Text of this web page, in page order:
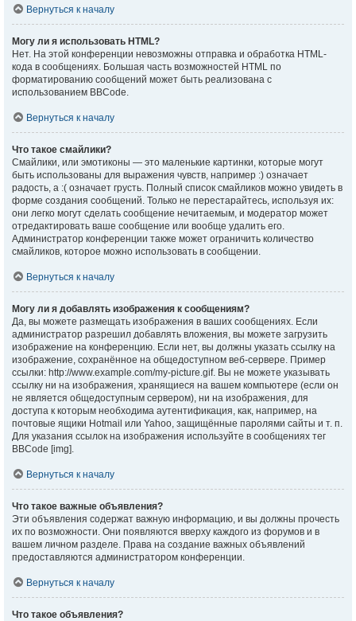
Вернуться к началу
Могу ли я использовать HTML?
Нет. На этой конференции невозможны отправка и обработка HTML-
кода в сообщениях. Большая часть возможностей HTML по
форматированию сообщений может быть реализована с
использованием BBCode.
Вернуться к началу
Что такое смайлики?
Смайлики, или эмотиконы — это маленькие картинки, которые могут
быть использованы для выражения чувств, например :) означает
радость, а :( означает грусть. Полный список смайликов можно увидеть в
форме создания сообщений. Только не перестарайтесь, используя их:
они легко могут сделать сообщение нечитаемым, и модератор может
отредактировать ваше сообщение или вообще удалить его.
Администратор конференции также может ограничить количество
смайликов, которое можно использовать в сообщении.
Вернуться к началу
Могу ли я добавлять изображения к сообщениям?
Да, вы можете размещать изображения в ваших сообщениях. Если
администратор разрешил добавлять вложения, вы можете загрузить
изображение на конференцию. Если нет, вы должны указать ссылку на
изображение, сохранённое на общедоступном веб-сервере. Пример
ссылки: http://www.example.com/my-picture.gif. Вы не можете указывать
ссылку ни на изображения, хранящиеся на вашем компьютере (если он
не является общедоступным сервером), ни на изображения, для
доступа к которым необходима аутентификация, как, например, на
почтовые ящики Hotmail или Yahoo, защищённые паролями сайты и т. п.
Для указания ссылок на изображения используйте в сообщениях тег
BBCode [img].
Вернуться к началу
Что такое важные объявления?
Эти объявления содержат важную информацию, и вы должны прочесть
их по возможности. Они появляются вверху каждого из форумов и в
вашем личном разделе. Права на создание важных объявлений
предоставляются администратором конференции.
Вернуться к началу
Что такое объявления?